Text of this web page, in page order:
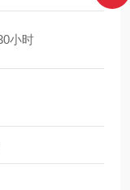
小时